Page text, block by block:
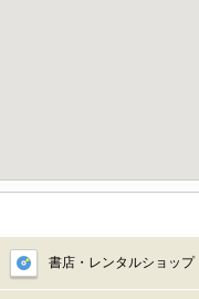
書店・レンタルショップ